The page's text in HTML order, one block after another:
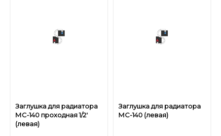
Заглушка для радиатора
МС-140 проходная 1/2'
(левая)
Заглушка для радиатора
МС-140 (левая)